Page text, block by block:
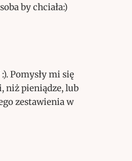
by chciała:)
Pomysły mi się
niż pieniądze, lub
zestawienia w